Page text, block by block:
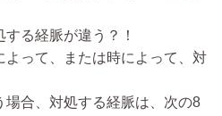
る経脈が違う？！
よって、または時によって、対
場合、対処する経脈は、次の8